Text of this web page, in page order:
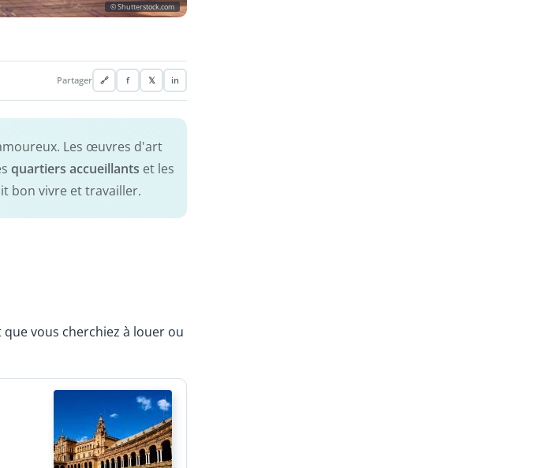
© Shutterstock.com
Partager 🔗 f 𝕏 in
Les œuvres d'art
quartiers accueillants et les
bon vivre et travailler.
vous cherchiez à louer ou